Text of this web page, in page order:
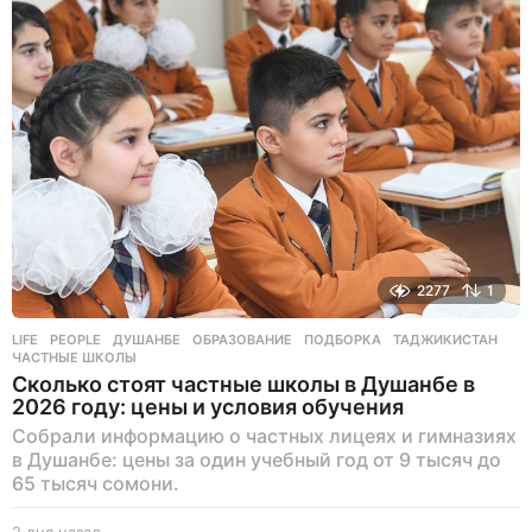
н
а
з
а
д
2277 1
LIFE ,PEOPLE ДУШАНБЕ ,ОБРАЗОВАНИЕ ,ПОДБОРКА ,ТАДЖИКИСТАН
ЧАСТНЫЕ ШКОЛЫ
Сколько стоят частные школы в Душанбе в
2026 году: цены и условия обучения
Собрали информацию о частных лицеях и гимназиях
в Душанбе: цены за один учебный год от 9 тысяч до
65 тысяч сомони.